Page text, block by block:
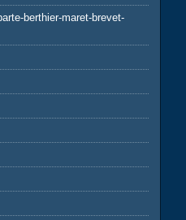
berthier-maret-brevet-